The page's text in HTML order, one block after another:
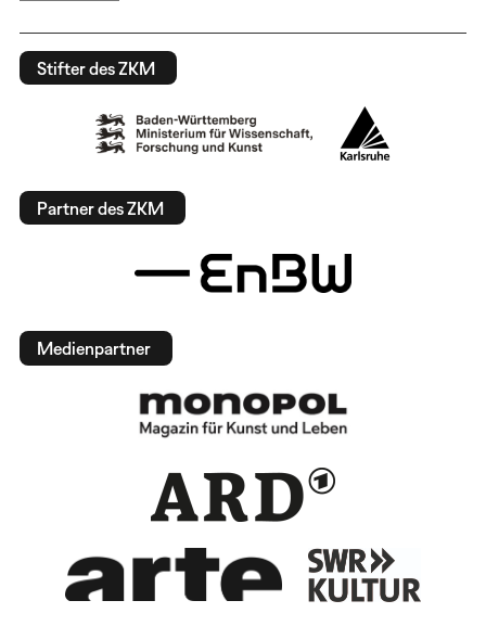
Stifter des ZKM
Partner des ZKM
Medienpartner